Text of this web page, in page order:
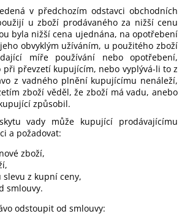
v předchozím odstavci obchodních
u zboží prodávaného za nižší cenu
byla nižší cena ujednána, na opotřebení
obvyklým užíváním, u použitého zboží
míře používání nebo opotřebení,
při převzetí kupujícím, nebo vyplývá-li to z
z vadného plnění kupujícímu nenáleží,
zboží věděl, že zboží má vadu, anebo
způsobil.
vady může kupující prodávajícímu
a požadovat:
zboží,
z kupní ceny,
smlouvy.
odstoupit od smlouvy: